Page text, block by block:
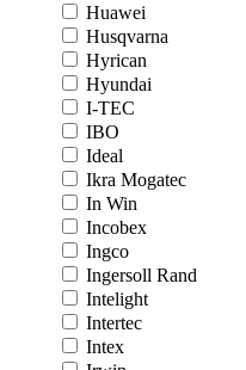
Huawei
Husqvarna
Hyrican
Hyundai
I-TEC
IBO
Ideal
Ikra Mogatec
In Win
Incobex
Ingco
Ingersoll Rand
Intelight
Intertec
Intex